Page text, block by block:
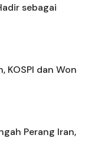
sebagai
KOSPI dan Won
Perang Iran,